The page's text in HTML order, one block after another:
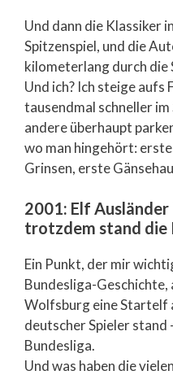
Und dann die Klassiker
Spitzenspiel, und die
kilometerlang durch die
Und ich? Ich steige aufs
tausendmal schneller
andere überhaupt
wo man hingehört:
Grinsen, erste
2001: Elf
trotzdem stand die
Ein Punkt, der mir
Bundesliga-Geschichte,
Wolfsburg eine Startelf
deutscher Spieler stand
Bundesliga.
Und was haben die